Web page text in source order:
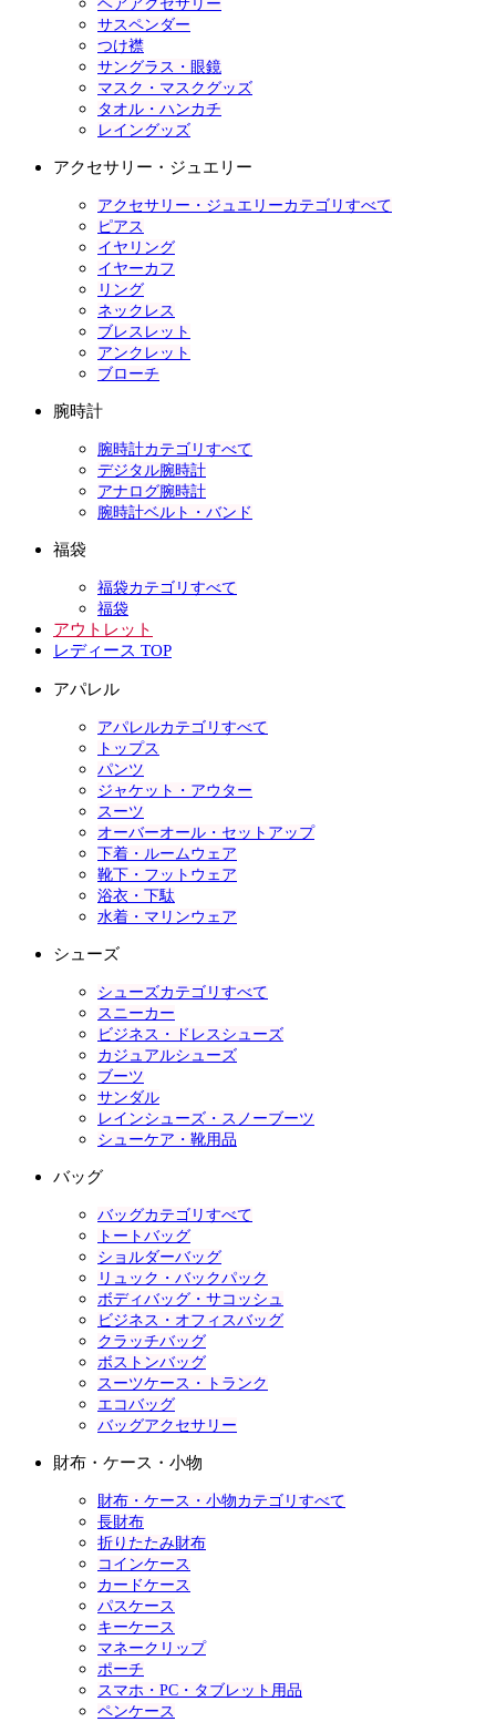
ヘアアクセサリー
サスペンダー
つけ襟
サングラス・眼鏡
マスク・マスクグッズ
タオル・ハンカチ
レイングッズ
アクセサリー・ジュエリー
アクセサリー・ジュエリーカテゴリすべて
ピアス
イヤリング
イヤーカフ
リング
ネックレス
ブレスレット
アンクレット
ブローチ
腕時計
腕時計カテゴリすべて
デジタル腕時計
アナログ腕時計
腕時計ベルト・バンド
福袋
福袋カテゴリすべて
福袋
アウトレット
レディース TOP
アパレル
アパレルカテゴリすべて
トップス
パンツ
ジャケット・アウター
スーツ
オーバーオール・セットアップ
下着・ルームウェア
靴下・フットウェア
浴衣・下駄
水着・マリンウェア
シューズ
シューズカテゴリすべて
スニーカー
ビジネス・ドレスシューズ
カジュアルシューズ
ブーツ
サンダル
レインシューズ・スノーブーツ
シューケア・靴用品
バッグ
バッグカテゴリすべて
トートバッグ
ショルダーバッグ
リュック・バックパック
ボディバッグ・サコッシュ
ビジネス・オフィスバッグ
クラッチバッグ
ボストンバッグ
スーツケース・トランク
エコバッグ
バッグアクセサリー
財布・ケース・小物
財布・ケース・小物カテゴリすべて
長財布
折りたたみ財布
コインケース
カードケース
パスケース
キーケース
マネークリップ
ポーチ
スマホ・PC・タブレット用品
ペンケース